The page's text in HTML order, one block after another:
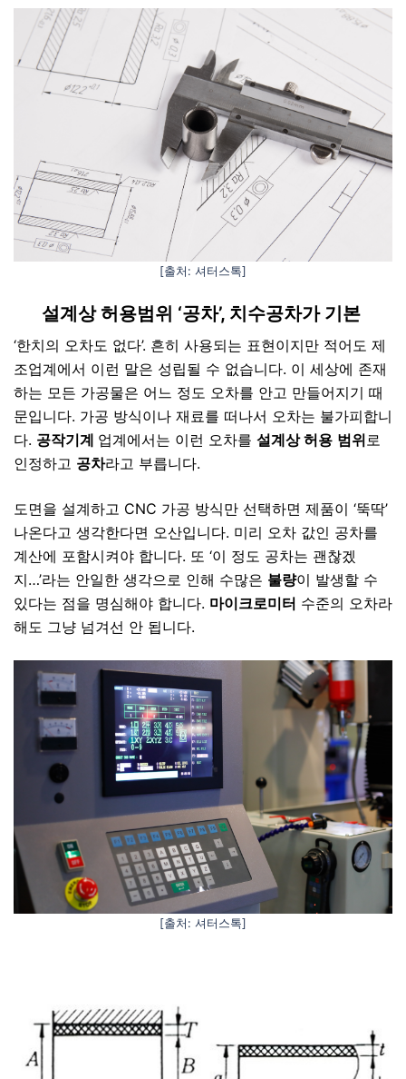
[출처: 셔터스톡]
설계상 허용범위 ‘공차’, 치수공차가 기본
‘한치의 오차도 없다’. 흔히 사용되는 표현이지만 적어도 제
조업계에서 이런 말은 성립될 수 없습니다. 이 세상에 존재
하는 모든 가공물은 어느 정도 오차를 안고 만들어지기 때
문입니다. 가공 방식이나 재료를 떠나서 오차는 불가피합니
다. 공작기계 업계에서는 이런 오차를 설계상 허용 범위로
인정하고 공차라고 부릅니다.
도면을 설계하고 CNC 가공 방식만 선택하면 제품이 ‘뚝딱’
나온다고 생각한다면 오산입니다. 미리 오차 값인 공차를
계산에 포함시켜야 합니다. 또 ‘이 정도 공차는 괜찮겠
지…’라는 안일한 생각으로 인해 수많은 불량이 발생할 수
있다는 점을 명심해야 합니다. 마이크로미터 수준의 오차라
해도 그냥 넘겨선 안 됩니다.
[출처: 셔터스톡]